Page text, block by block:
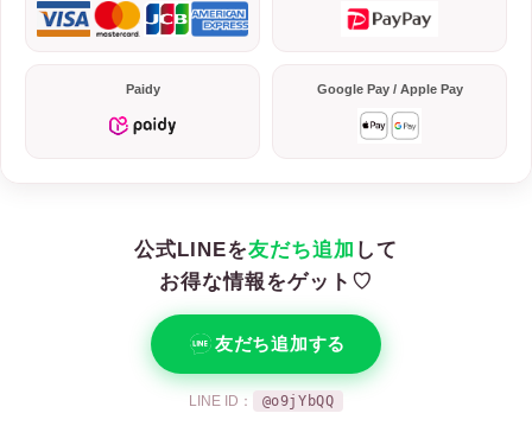
Paidy Google Pay / Apple Pay
公式LINEを友だち追加 して
お得な情報をゲット♡
友だち追加する
LINE ID： @o9jYbQQ